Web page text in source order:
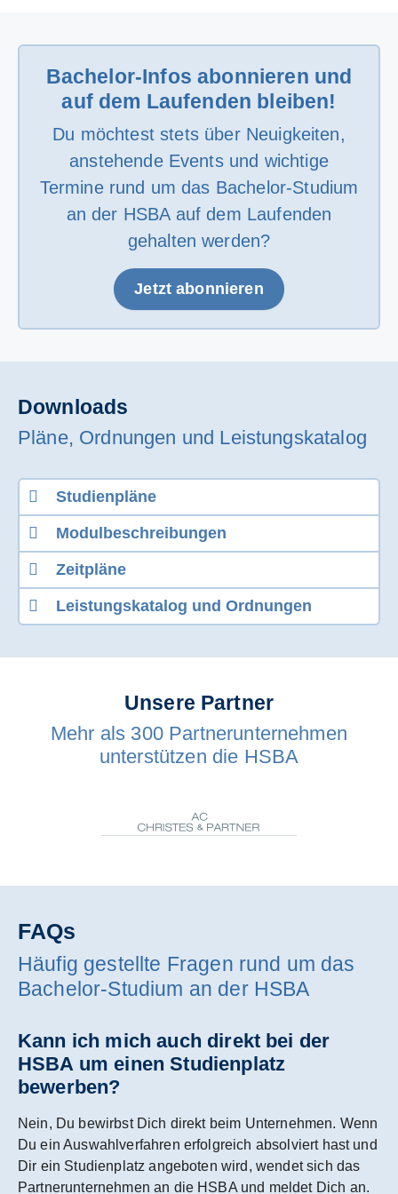
Bachelor-Infos abonnieren und
auf dem Laufenden bleiben!
Du möchtest stets über Neuigkeiten,
anstehende Events und wichtige
Termine rund um das Bachelor-Studium
an der HSBA auf dem Laufenden
gehalten werden?
Jetzt abonnieren
Downloads
Pläne, Ordnungen und Leistungskatalog
Studienpläne
Modulbeschreibungen
Zeitpläne
Leistungskatalog und Ordnungen
Unsere Partner
Mehr als 300 Partnerunternehmen
unterstützen die HSBA
FAQs
Häufig gestellte Fragen rund um das
Bachelor-Studium an der HSBA
Kann ich mich auch direkt bei der
HSBA um einen Studienplatz
bewerben?
Nein, Du bewirbst Dich direkt beim Unternehmen. Wenn
Du ein Auswahlverfahren erfolgreich absolviert hast und
Dir ein Studienplatz angeboten wird, wendet sich das
Partnerunternehmen an die HSBA und meldet Dich an.